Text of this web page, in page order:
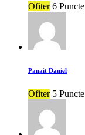
Ofiter 6 Puncte
Panait Daniel
Ofiter 5 Puncte